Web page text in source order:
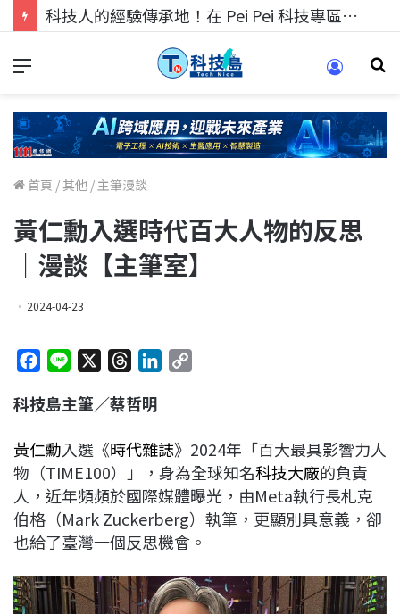
科技人的經驗傳承地！在 Pei Pei 科技專區，與學弟妹交流最硬核的技術
首頁 /其他 / 主筆漫談
黃仁勳入選時代百大人物的反思
｜漫談【主筆室】
2024-04-23
c
b
o
o
k
n
r
a
d
s
e
d
I
n
L
i
n
k
科技島主筆／蔡哲明
黃仁勳入選《時代雜誌》2024年「百大最具影響力人
物（TIME100）」，身為全球知名科技大廠的負責
人，近年頻頻於國際媒體曝光，由Meta執行長札克
伯格（Mark Zuckerberg）執筆，更顯別具意義，卻
也給了臺灣一個反思機會。